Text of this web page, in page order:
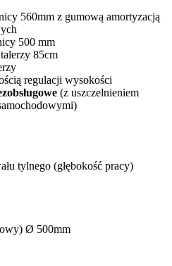
560mm z gumową amortyzacją
500 mm
85cm
regulacji wysokości
(z uszczelnieniem
tylnego (głębokość pracy)
Ø 500mm